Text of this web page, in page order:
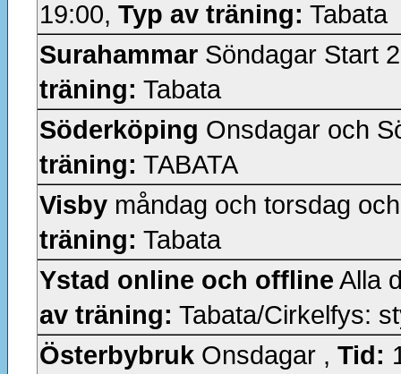
19:00, Typ av träning: Tabata
Surahammar Söndagar Start
träning: Tabata
Söderköping Onsdagar och
träning: TABATA
Visby måndag och torsdag
träning: Tabata
Ystad online och offline Alla
av träning: Tabata/Cirkelfys:
Österbybruk Onsdagar , Tid: